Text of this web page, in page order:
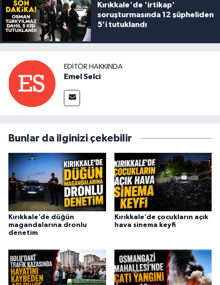
Kırıkkale'de 'irtikap'
soruşturmasında 12 şüpheliden
5’i tutuklandı
EDITÖR HAKKINDA
Emel Selci
Bunlar da ilginizi çekebilir
Kırıkkale’de düğün
magandalarına dronlu
denetim
Kırıkkale’de çocukların açık
hava sinema keyfi